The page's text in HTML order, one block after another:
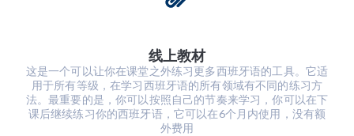
线上教材
这是一个可以让你在课堂之外练习更多西班牙语的工具。它适
用于所有等级，在学习西班牙语的所有领域有不同的练习方
法。最重要的是，你可以按照自己的节奏来学习，你可以在下
课后继续练习你的西班牙语，它可以在6个月内使用，没有额
外费用